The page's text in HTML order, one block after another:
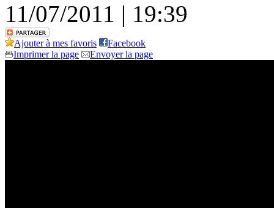
11/07/2011 | 19:39
Ajouter à mes favoris
Facebook
Imprimer la page
Envoyer la page